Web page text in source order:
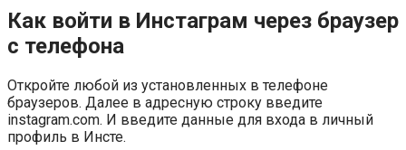
Как войти в Инстаграм через браузер
с телефона
Откройте любой из установленных в телефоне
браузеров. Далее в адресную строку введите
instagram.com. И введите данные для входа в личный
профиль в Инсте.